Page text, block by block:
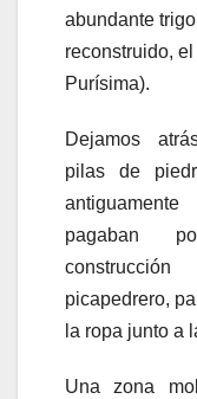
abundante
reconstruido,
Purísima).
Dejamos
pilas de
pagaban
picapedrero,
la ropa junto a
Una zona